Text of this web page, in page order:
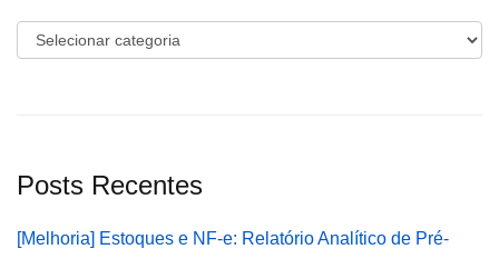
Categorias
Posts Recentes
[Melhoria] Estoques e NF-e: Relatório Analítico de Pré-